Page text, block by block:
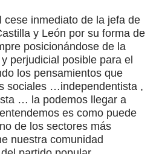
cese inmediato de la jefa de
y León por su forma de
posicionándose de la
perjudicial posible para el
los pensamientos que
sociales …independentista ,
… la podemos llegar a
es como puede
de los sectores más
nuestra comunidad